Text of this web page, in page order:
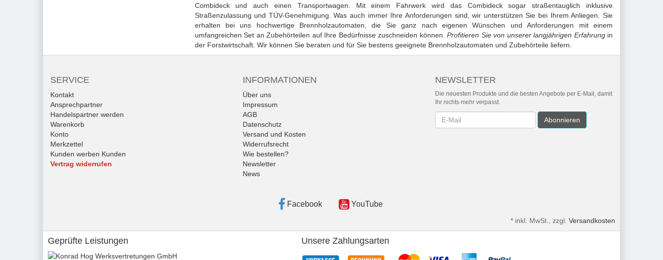
Combideck und auch einen Transportwagen. Mit einem Fahrwerk wird das Combideck sogar straßentauglich inklusive
Straßenzulassung und TÜV-Genehmigung. Was auch immer Ihre Anforderungen sind, wir unterstützen Sie bei Ihrem Anliegen. Sie
erhalten bei uns hochwertige Brennholzautomaten, die Sie ganz nach eigenen Wünschen und Anforderungen mit einem
umfangreichen Set an Zubehörteilen auf Ihre Bedürfnisse zuschneiden können. Profitieren Sie von unserer langjährigen Erfahrungin
der Forstwirtschaft. Wir können Sie beraten und für Sie bestens geeignete Brennholzautomaten und Zubehörteile liefern.
SERVICE
Kontakt
Ansprechpartner
Handelspartner werden
Warenkorb
Konto
Merkzettel
Kunden werben Kunden
Vertrag widerrufen
INFORMATIONEN
Über uns
Impressum
AGB
Datenschutz
Versand und Kosten
Widerrufsrecht
Wie bestellen?
Newsletter
News
NEWSLETTER
Die neuesten Produkte und die besten Angebote per E-Mail, damit
Ihr nichts mehr verpasst.
Newsletter Abonnieren
Facebook YouTube
* inkl. MwSt., zzgl. Versandkosten
Geprüfte Leistungen Unsere Zahlungsarten